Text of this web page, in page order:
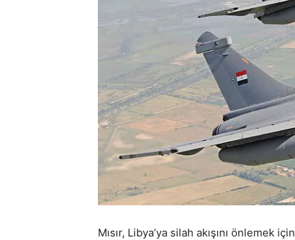
Mısır, Libya’ya silah akışını önlemek